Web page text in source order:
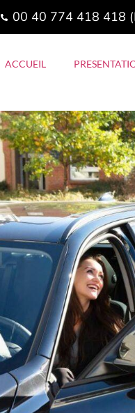
00 40 774 418 418
ACCUEIL